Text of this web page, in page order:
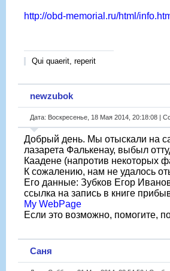
http://obd-memorial.ru/html/
Qui quaerit, reperit
newzubok
Дата: Воскресенье, 18 Мая 2014, 20:18:08 |
Добрый день. Мы отыскали на
лазарета Фалькенау, выбыл
Каадене (напротив некоторых
К сожалению, нам не удалось
Его данные: Зубков Егор
ссылка на запись в книге
My WebPage
Если это возможно, помогите,
Саня